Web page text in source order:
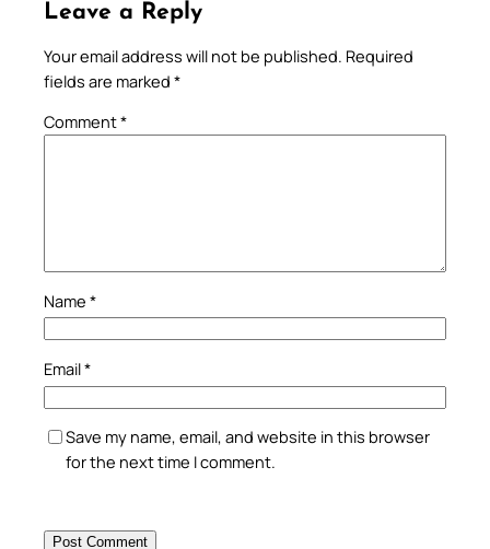
Leave a Reply
Your email address will not be published. Required
fields are marked *
Comment*
Name *
Email*
Save my name, email, and website in this browser
for the next time I comment.